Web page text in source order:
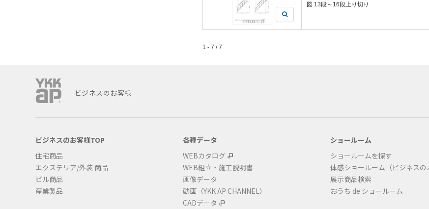
図 13段～16段上り切り
1 - 7 / 7
ビジネスのお客様
ビジネスのお客様TOP
住宅商品
エクステリア/外装 商品
ビル商品
産業製品
各種データ
WEBカタログ
WEB組立・施工説明書
画像データ
動画（YKK AP CHANNEL）
CADデータ
ショールーム
ショールームを探す
体感ショールーム（ビジネスの
展示商品検索
おうち de ショールーム